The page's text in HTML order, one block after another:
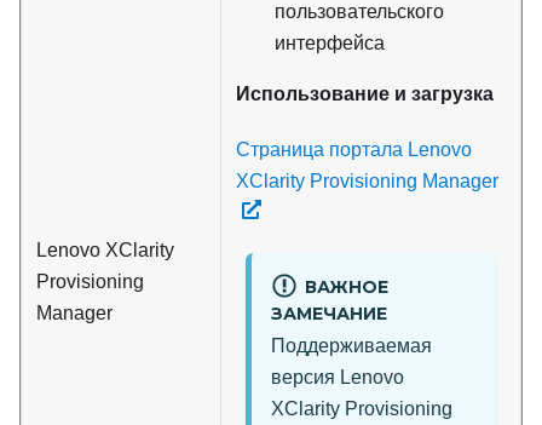
Lenovo XClarity
Provisioning
Manager
пользовательского
интерфейса
Использование и загрузка
Страница портала Lenovo
XClarity Provisioning Manager
ВАЖНОЕ
ЗАМЕЧАНИЕ
Поддерживаемая
версия Lenovo
XClarity Provisioning